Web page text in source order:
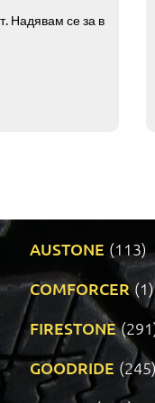
Надявам се за в
AUSTONE (113)
COMFORCER (1)
FIRESTONE
GOODRIDE